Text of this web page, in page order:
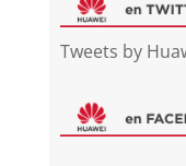
Tweets by